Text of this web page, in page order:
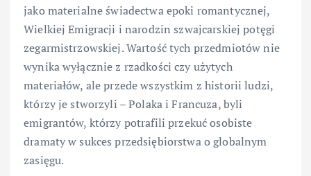
jako materialne świadectwa epoki romantycznej,
Wielkiej Emigracji i narodzin szwajcarskiej potęgi
zegarmistrzowskiej. Wartość tych przedmiotów nie
wynika wyłącznie z rzadkości czy użytych
materiałów, ale przede wszystkim z historii ludzi,
którzy je stworzyli – Polaka i Francuza, byli
emigrantów, którzy potrafili przekuć osobiste
dramaty w sukces przedsiębiorstwa o globalnym
zasięgu.